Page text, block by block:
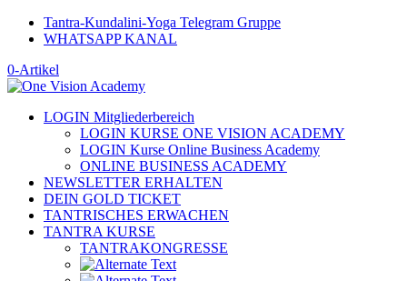
Tantra-Kundalini-Yoga Telegram Gruppe
WHATSAPP KANAL
0-Artikel
LOGIN Mitgliederbereich
LOGIN KURSE ONE VISION ACADEMY
LOGIN Kurse Online Business Academy
ONLINE BUSINESS ACADEMY
NEWSLETTER ERHALTEN
DEIN GOLD TICKET
TANTRISCHES ERWACHEN
TANTRA KURSE
TANTRAKONGRESSE